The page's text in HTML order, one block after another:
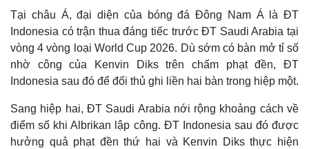
Tại châu Á, đại diện của bóng đá Đông Nam Á là ĐT
Indonesia có trận thua đáng tiếc trước ĐT Saudi Arabia tại
vòng 4 vòng loại World Cup 2026. Dù sớm có bàn mở tỉ số
nhờ công của Kenvin Diks trên chấm phạt đền, ĐT
Indonesia sau đó để đối thủ ghi liền hai bàn trong hiệp một.
Sang hiệp hai, ĐT Saudi Arabia nới rộng khoảng cách về
điểm số khi Albrikan lập công. ĐT Indonesia sau đó được
hưởng quả phạt đền thứ hai và Kenvin Diks thực hiện